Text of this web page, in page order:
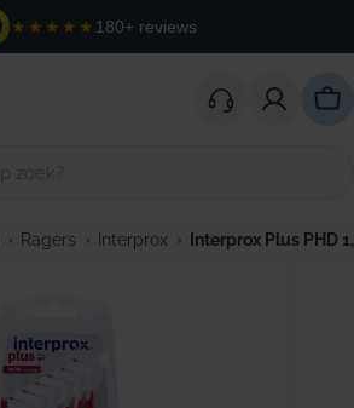
★★★★★ 180+ reviews
› Ragers › Interprox › Interprox Plus PHD